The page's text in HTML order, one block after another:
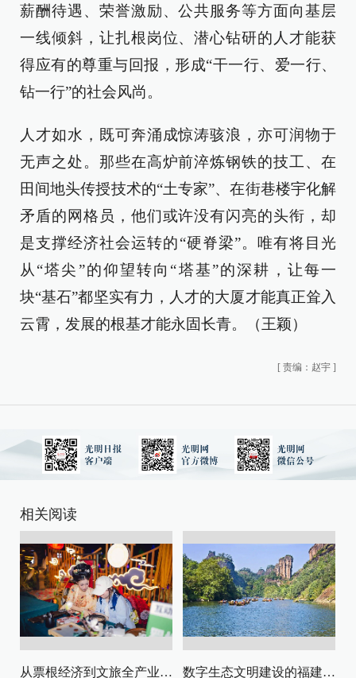
薪酬待遇、荣誉激励、公共服务等方面向基层
一线倾斜，让扎根岗位、潜心钻研的人才能获
得应有的尊重与回报，形成“干一行、爱一行、
钻一行”的社会风尚。
人才如水，既可奔涌成惊涛骇浪，亦可润物于
无声之处。那些在高炉前淬炼钢铁的技工、在
田间地头传授技术的“土专家”、在街巷楼宇化解
矛盾的网格员，他们或许没有闪亮的头衔，却
是支撑经济社会运转的“硬脊梁”。唯有将目光
从“塔尖”的仰望转向“塔基”的深耕，让每一
块“基石”都坚实有力，人才的大厦才能真正耸入
云霄，发展的根基才能永固长青。（王颖）
[ 责编：赵宇 ]
相关阅读
从票根经济到文旅全产业链升级 数字生态文明建设的福建路径与启示